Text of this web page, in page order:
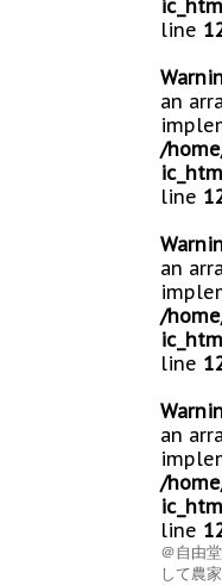
line
an
/
line
an
/
line
an
/
line
＠自由
して農